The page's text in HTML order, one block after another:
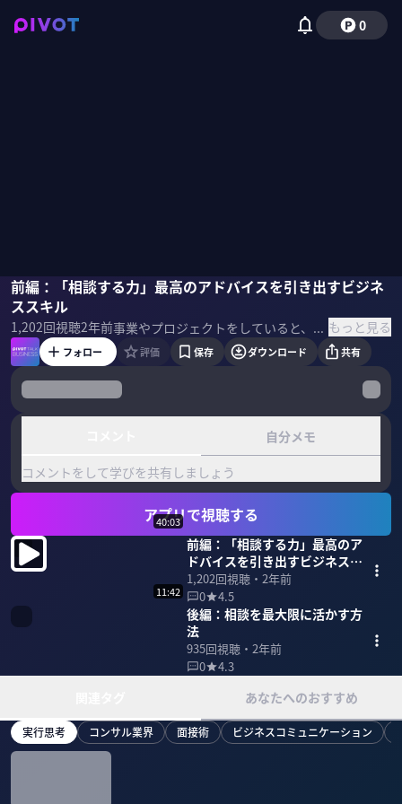
0
前編：「相談する力」最高のアドバイスを引き出すビジネ
ススキル
1,202回視聴2年前 事業やプロジェクトをしていると、必ず行き詰る場面がある。そんな時、業界や職種を問わず行き詰りを打破できる最強のビジネススキルが「相談する力」。丸亀製麺の海外進出や大阪・関西万博などのサポートを行う、事業創造専門家。山中哲男氏に話を聞いた。 ＜目次＞ もっと見る
山中哲男野嶋紗己子
フォロー 評価 保存 ダウンロード 共有
自分メモ
コメントをして学びを共有しましょう
アプリで視聴する
40:03
前編：「相談する力」最高のア
ドバイスを引き出すビジネスス
キル
1,202回視聴・ 2年前
0
4.5
11:42
後編：相談を最大限に活かす方
法
935回視聴・ 2年前
0
4.3
あなたへのおすすめ
実行思考 コンサル業界 面接術 ビジネスコミュニケーション